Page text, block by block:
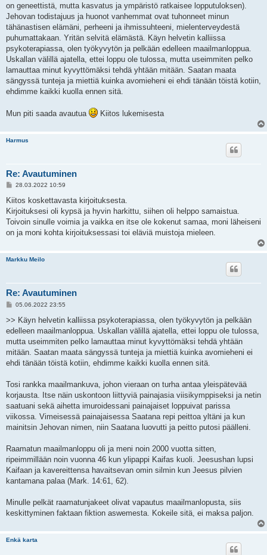
on geneettistä, mutta kasvatus ja ympäristö ratkaisee lopputuloksen).
Jehovan todistajuus ja huonot vanhemmat ovat tuhonneet minun
tähänastisen elämäni, perheeni ja ihmissuhteeni, mielenterveydestä
puhumattakaan. Yritän selvitä elämästä. Käyn helvetin kalliissa
psykoterapiassa, olen työkyvytön ja pelkään edelleen maailmanloppua.
Uskallan välillä ajatella, ettei loppu ole tulossa, mutta useimmiten pelko
lamauttaa minut kyvyttömäksi tehdä yhtään mitään. Saatan maata
sängyssä tunteja ja miettiä kuinka avomieheni ei ehdi tänään töistä kotiin,
ehdimme kaikki kuolla ennen sitä.
Mun piti saada avautua Kiitos lukemisesta
Harmus
Re: Avautuminen
V
e
t
i
28.03.2022 10:59
Kiitos koskettavasta kirjoituksesta.
Kirjoituksesi oli kypsä ja hyvin harkittu, siihen oli helppo samaistua.
Toivoin sinulle voimia ja vaikka en itse ole kokenut samaa, moni läheiseni
on ja moni kohta kirjoituksessasi toi eläviä muistoja mieleen.
Markku Meilo
Re: Avautuminen
V
e
t
i
05.06.2022 23:55
>> Käyn helvetin kalliissa psykoterapiassa, olen työkyvytön ja pelkään
edelleen maailmanloppua. Uskallan välillä ajatella, ettei loppu ole tulossa,
mutta useimmiten pelko lamauttaa minut kyvyttömäksi tehdä yhtään
mitään. Saatan maata sängyssä tunteja ja miettiä kuinka avomieheni ei
ehdi tänään töistä kotiin, ehdimme kaikki kuolla ennen sitä.
Tosi rankka maailmankuva, johon vieraan on turha antaa yleispätevää
korjausta. Itse näin uskontoon liittyviä painajasia viisikymppiseksi ja netin
saatuani sekä aihetta imuroidessani painajaiset loppuivat parissa
viikossa. Vimeisessä painajaisessa Saatana repi peittoa yltäni ja kun
mainitsin Jehovan nimen, niin Saatana luovutti ja peitto putosi päälleni.
Raamatun maailmanloppu oli ja meni noin 2000 vuotta sitten,
ripeimmillään noin vuonna 46 kun ylipappi Kaifas kuoli. Jeesushan lupsi
Kaifaan ja kavereittensa havaitsevan omin silmin kun Jeesus pilvien
kantamana palaa (Mark. 14:61, 62).
Minulle pelkät raamatunjakeet olivat vapautus maailmanlopusta, siis
keskittyminen faktaan fiktion aswemesta. Kokeile sitä, ei maksa paljon.
Enkä karta